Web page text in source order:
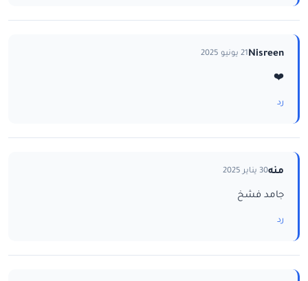
Nisreen21 يونيو 2025
❤️
رد
منه30 يناير 2025
جامد فشخ
رد